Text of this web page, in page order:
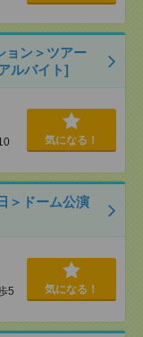
ョン＞ツアー
ルバイト]
気になる！
＞ドーム公演
5
気になる！